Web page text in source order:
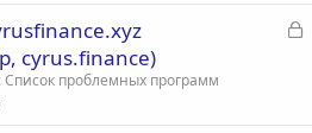
З
cyrus.finance)
Список проблемных программ